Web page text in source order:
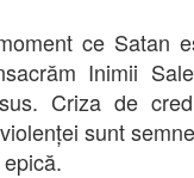
ce Satan
Inimii
Criza de
sunt